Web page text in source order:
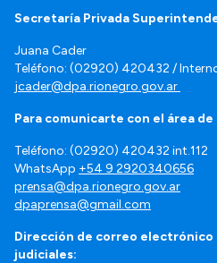
Secretaría Privada
Juana Cader
Teléfono: (02920) 420432 /
jcader@dpa.rionegro.gov.ar
Para comunicarte con el área
Teléfono: (02920) 420432 int.112
WhatsApp +54 9 2920340656
prensa@dpa.rionegro.gov.ar
dpaprensa@gmail.com
Dirección de correo electrónico
judiciales: